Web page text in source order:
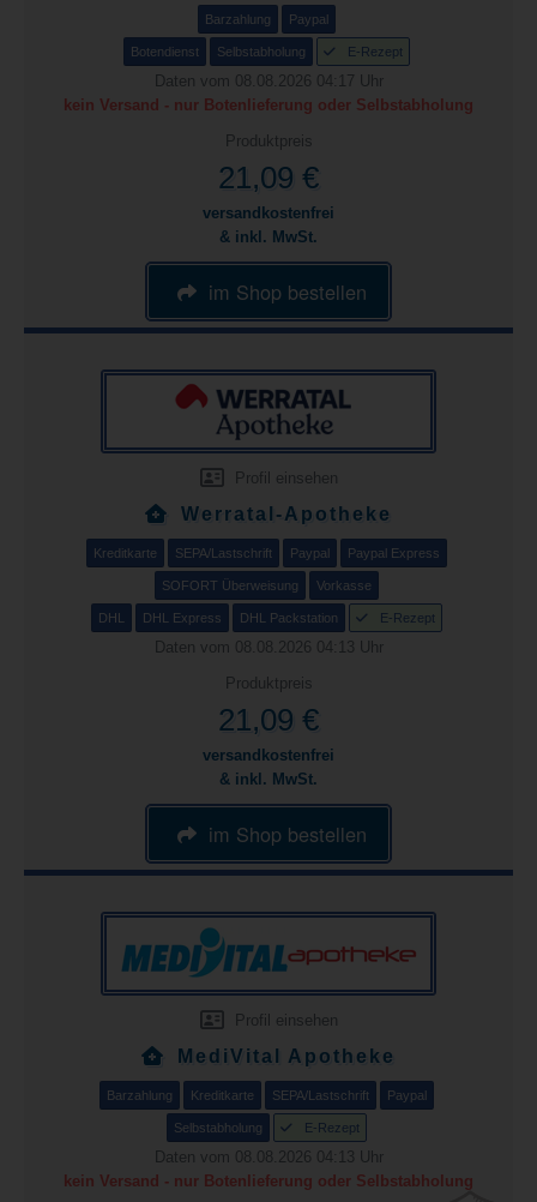
Barzahlung Paypal
Botendienst Selbstabholung E-Rezept
Daten vom 08.08.2026 04:17 Uhr
kein Versand - nur Botenlieferung oder Selbstabholung
Produktpreis
21,09 €
versandkostenfrei
& inkl. MwSt.
im Shop bestellen
Profil einsehen
Werratal-Apotheke
Kreditkarte SEPA/Lastschrift Paypal Paypal Express
SOFORT Überweisung Vorkasse
DHL DHL Express DHL Packstation E-Rezept
Daten vom 08.08.2026 04:13 Uhr
Produktpreis
21,09 €
versandkostenfrei
& inkl. MwSt.
im Shop bestellen
Profil einsehen
MediVital Apotheke
Barzahlung Kreditkarte SEPA/Lastschrift Paypal
Selbstabholung E-Rezept
Daten vom 08.08.2026 04:13 Uhr
kein Versand - nur Botenlieferung oder Selbstabholung